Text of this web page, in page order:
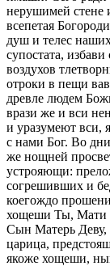
нерушимей стене
всепетая
душ и телес
супостата,
воздухов
отроки в пещи
древле людем
врази же и вси
и уразумеют вси,
с нами Бог. Во
же нощней
устрояющи:
согрешивших и
коегождо
хощеши Ты, Мати
Сын Матерь Деву,
царица,
якоже хощеши,